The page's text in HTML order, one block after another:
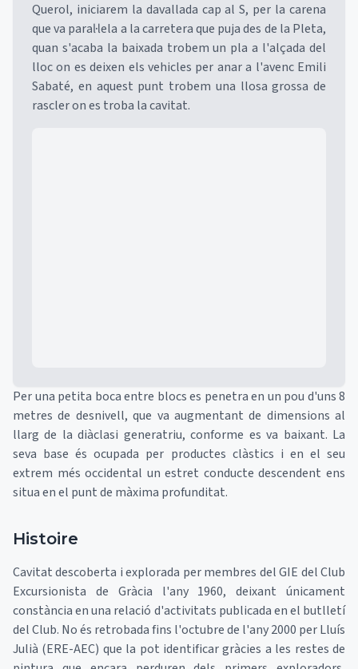
Querol, iniciarem la davallada cap al S, per la carena
que va paral·lela a la carretera que puja des de la Pleta,
quan s'acaba la baixada trobem un pla a l'alçada del
lloc on es deixen els vehicles per anar a l'avenc Emili
Sabaté, en aquest punt trobem una llosa grossa de
rascler on es troba la cavitat.
Per una petita boca entre blocs es penetra en un pou d'uns 8
metres de desnivell, que va augmentant de dimensions al
llarg de la diàclasi generatriu, conforme es va baixant. La
seva base és ocupada per productes clàstics i en el seu
extrem més occidental un estret conducte descendent ens
situa en el punt de màxima profunditat.
Histoire
Cavitat descoberta i explorada per membres del GIE del Club
Excursionista de Gràcia l'any 1960, deixant únicament
constància en una relació d'activitats publicada en el butlletí
del Club. No és retrobada fins l'octubre de l'any 2000 per Lluís
Julià (ERE-AEC) que la pot identificar gràcies a les restes de